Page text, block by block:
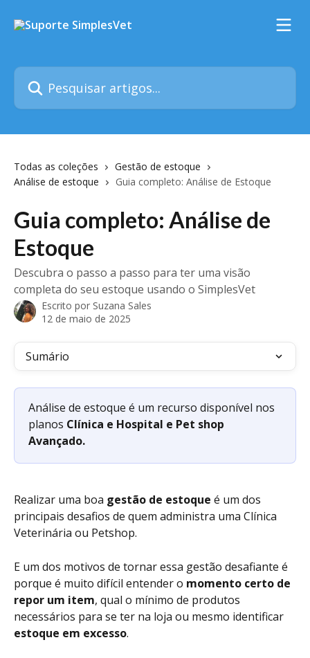
Pesquisar artigos...
Todas as coleções
Gestão de estoque
Análise de estoque
Guia completo: Análise de Estoque
Guia completo: Análise de
Estoque
Descubra o passo a passo para ter uma visão
completa do seu estoque usando o SimplesVet
Escrito por Suzana Sales
12 de maio de 2025
Sumário
Análise de estoque é um recurso disponível nos
planos Clínica e Hospital e Pet shop
Avançado.
Realizar uma boa gestão de estoque é um dos
principais desafios de quem administra uma Clínica
Veterinária ou Petshop.
E um dos motivos de tornar essa gestão desafiante é
porque é muito difícil entender o momento certo de
repor um item, qual o mínimo de produtos
necessários para se ter na loja ou mesmo identificar
estoque em excesso.